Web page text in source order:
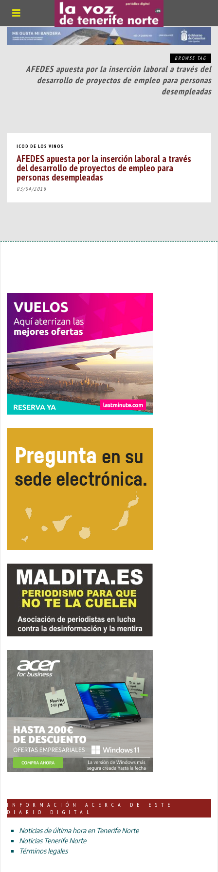
BROWSE TAG
AFEDES apuesta por la inserción laboral a través del
desarrollo de proyectos de empleo para personas
desempleadas
ICOD DE LOS VINOS
AFEDES apuesta por la inserción laboral a través
del desarrollo de proyectos de empleo para
personas desempleadas
03/04/2018
INFORMACIÓN ACERCA DE ESTE
DIARIO DIGITAL
Noticias de última hora en Tenerife Norte
Noticias Tenerife Norte
Términos legales